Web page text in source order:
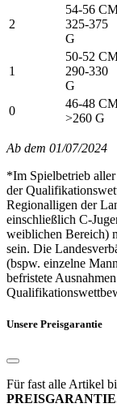
2
54-56
325-375
G
1
50-52
290-330
G
0
46-48
>260 G
Ab dem 01/07/2024
*Im Spielbetrieb
der
Regionalligen der
einschließlich C-
weiblichen Bereich)
sein. Die
(bspw. einzelne
befristete
Unsere Preisgarantie
Für fast alle Artikel